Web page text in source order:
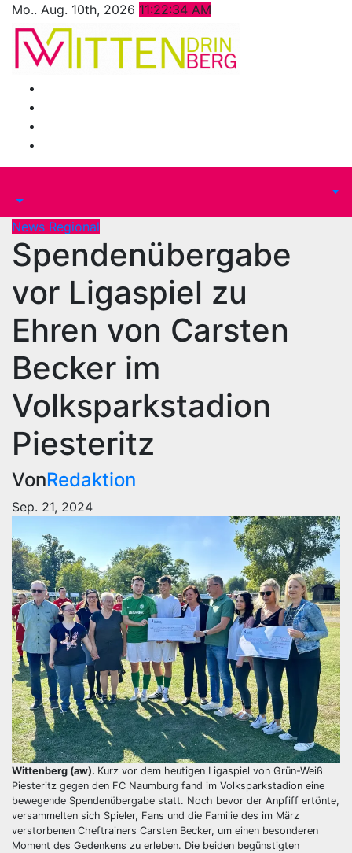
Zum
Inhalt
springen
Mo.. Aug. 10th, 2026 11:22:36 AM
News Regional
Spendenübergabe
vor Ligaspiel zu
Ehren von Carsten
Becker im
Volksparkstadion
Piesteritz
VonRedaktion
Sep. 21, 2024
Wittenberg (aw). Kurz vor dem heutigen Ligaspiel von Grün-Weiß
Piesteritz gegen den FC Naumburg fand im Volksparkstadion eine
bewegende Spendenübergabe statt. Noch bevor der Anpfiff ertönte,
versammelten sich Spieler, Fans und die Familie des im März
verstorbenen Cheftrainers Carsten Becker, um einen besonderen
Moment des Gedenkens zu erleben. Die beiden begünstigten